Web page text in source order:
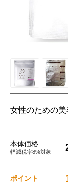
女性のための
本体価格
軽減税率8%対象
ポイント